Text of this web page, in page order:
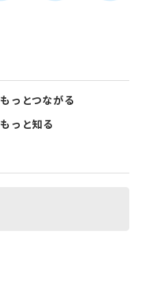
もっとつながる
もっと知る